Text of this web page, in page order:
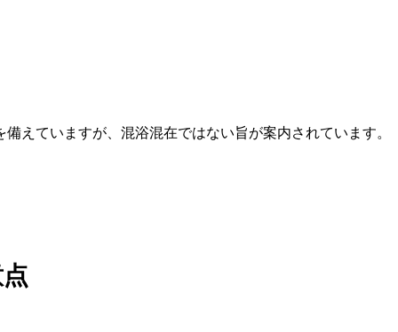
えていますが、混浴混在ではない旨が案内されています。